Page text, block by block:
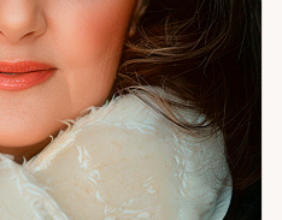
причины. Давайте